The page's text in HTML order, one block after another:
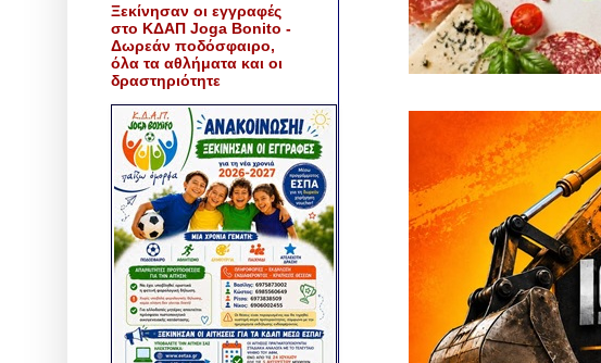
Ξεκίνησαν οι εγγραφές
στο ΚΔΑΠ Joga Bonito -
Δωρεάν ποδόσφαιρο,
όλα τα αθλήματα και οι
δραστηριότητε